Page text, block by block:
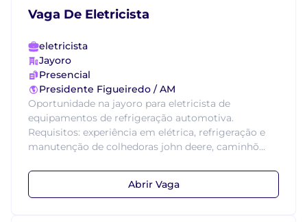
Vaga De Eletricista
eletricista
Jayoro
Presencial
Presidente Figueiredo / AM
Oportunidade na jayoro para eletricista de
equipamentos de refrigeração automotiva.
Requisitos: experiência em elétrica, refrigeração e
manutenção de colhedoras john deere, caminhõ...
Abrir Vaga